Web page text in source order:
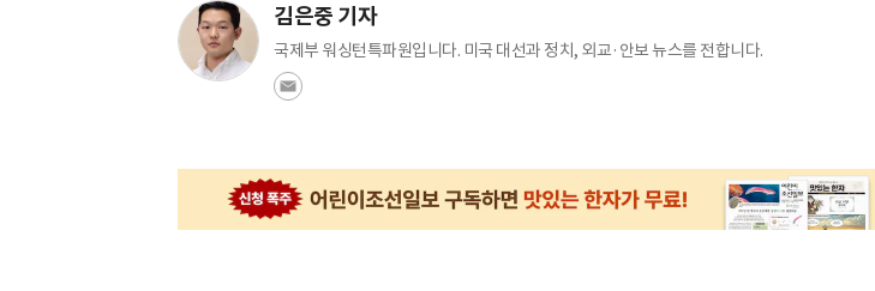
김은중 기자
국제부 워싱턴특파원입니다. 미국 대선과 정치, 외교·안보 뉴스를 전합니다.